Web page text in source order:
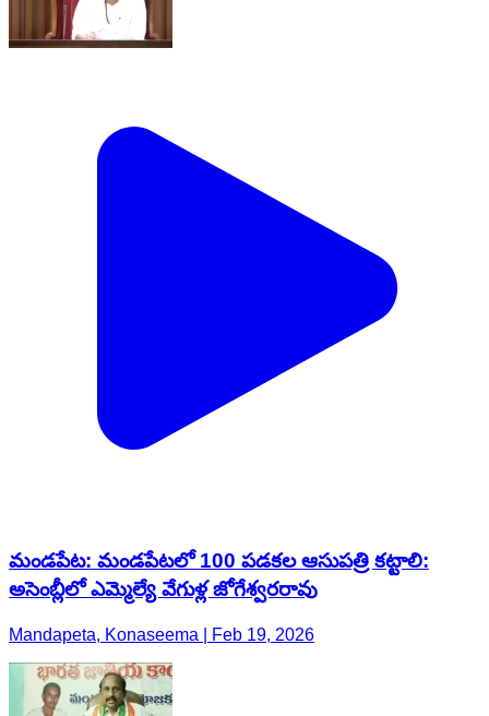
మండపేట: మండపేటలో 100 పడకల ఆసుపత్రి కట్టాలి:
అసెంబ్లీలో ఎమ్మెల్యే వేగుళ్ల జోగేశ్వరరావు
Mandapeta, Konaseema | Feb 19, 2026